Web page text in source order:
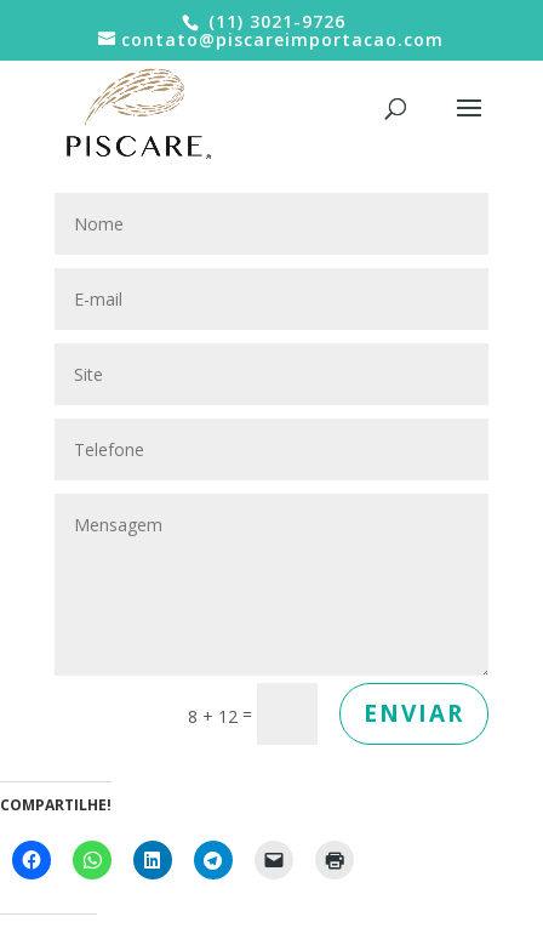
(11) 3021-9726
contato@piscareimportacao.com
8 + 12 = ENVIAR
COMPARTILHE!